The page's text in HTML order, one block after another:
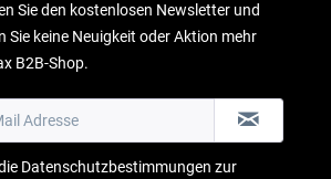
Sie den kostenlosen Newsletter und
Sie keine Neuigkeit oder Aktion mehr
B2B-Shop.
Datenschutzbestimmungen zur